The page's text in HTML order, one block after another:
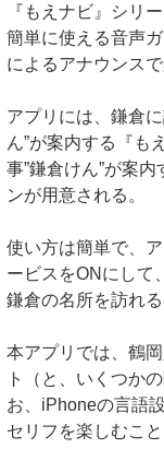
『もえナビ』シリ
簡単に使える音声
によるアナウンス
アプリには、鎌倉
ん”が案内する『も
事”鎌倉けん”が案
ンが用意される。
使い方は簡単で、
ービスをONにして
鎌倉の名所を訪れ
本アプリでは、鶴
ト（と、いくつか
お、iPhoneの言語
セリフを楽しむこと